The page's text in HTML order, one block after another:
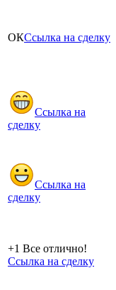
ОКСсылка на сделку
Ссылка на
сделку
Ссылка на
сделку
+1 Все отлично!
Ссылка на сделку